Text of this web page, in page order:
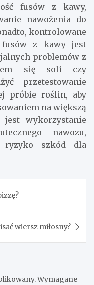
fusów z kawy,
nawożenia do
kontrolowane
fusów z kawy jest
problemów z
się soli czy
przetestowanie
próbie roślin, aby
na większą
wykorzystanie
nawozu,
ryzyko szkód dla
wiersz miłosny?
Wymagane